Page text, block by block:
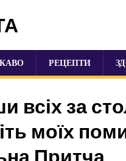
РЕЦЕПТИ
всіх за
моїх